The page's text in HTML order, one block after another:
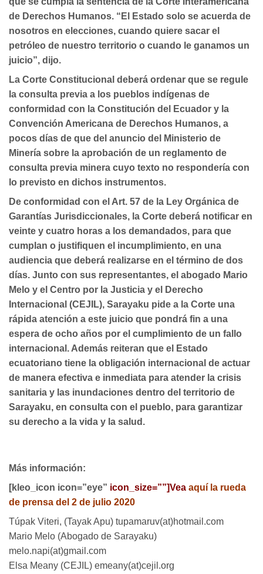
de Derechos Humanos. “El Estado solo se acuerda de
nosotros en elecciones, cuando quiere sacar el
petróleo de nuestro territorio o cuando le ganamos un
juicio”, dijo.
La Corte Constitucional deberá ordenar que se regule
la consulta previa a los pueblos indígenas de
conformidad con la Constitución del Ecuador y la
Convención Americana de Derechos Humanos, a
pocos días de que del anuncio del Ministerio de
Minería sobre la aprobación de un reglamento de
consulta previa minera cuyo texto no respondería con
lo previsto en dichos instrumentos.
De conformidad con el Art. 57 de la Ley Orgánica de
Garantías Jurisdiccionales, la Corte deberá notificar en
veinte y cuatro horas a los demandados, para que
cumplan o justifiquen el incumplimiento, en una
audiencia que deberá realizarse en el término de dos
días. Junto con sus representantes, el abogado Mario
Melo y el Centro por la Justicia y el Derecho
Internacional (CEJIL), Sarayaku pide a la Corte una
rápida atención a este juicio que pondrá fin a una
espera de ocho años por el cumplimiento de un fallo
internacional. Además reiteran que el Estado
ecuatoriano tiene la obligación internacional de actuar
de manera efectiva e inmediata para atender la crisis
sanitaria y las inundaciones dentro del territorio de
Sarayaku, en consulta con el pueblo, para garantizar
su derecho a la vida y la salud.
Más información:
[kleo_icon icon=”eye” icon_size=””]Vea aquí la rueda
de prensa del 2 de julio 2020
Túpak Viteri, (Tayak Apu) tupamaruv(at)hotmail.com
Mario Melo (Abogado de Sarayaku)
melo.napi(at)gmail.com
Elsa Meany (CEJIL) emeany(at)cejil.org